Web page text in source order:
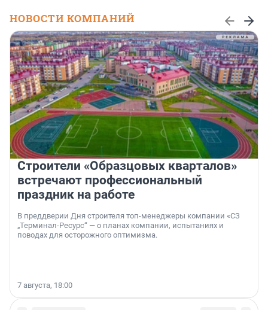
НОВОСТИ КОМПАНИЙ
Строители «Образцовых кварталов»
встречают профессиональный
праздник на работе
В преддверии Дня строителя топ-менеджеры компании «СЗ
„Терминал-Ресурс“ — о планах компании, испытаниях и
поводах для осторожного оптимизма.
7 августа, 18:00